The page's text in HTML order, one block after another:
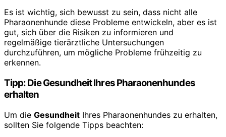
Es ist wichtig, sich bewusst zu sein, dass nicht alle
Pharaonenhunde diese Probleme entwickeln, aber es ist
gut, sich über die Risiken zu informieren und
regelmäßige tierärztliche Untersuchungen
durchzuführen, um mögliche Probleme frühzeitig zu
erkennen.
Tipp: Die Gesundheit Ihres Pharaonenhundes
erhalten
Um die Gesundheit Ihres Pharaonenhundes zu erhalten,
sollten Sie folgende Tipps beachten: